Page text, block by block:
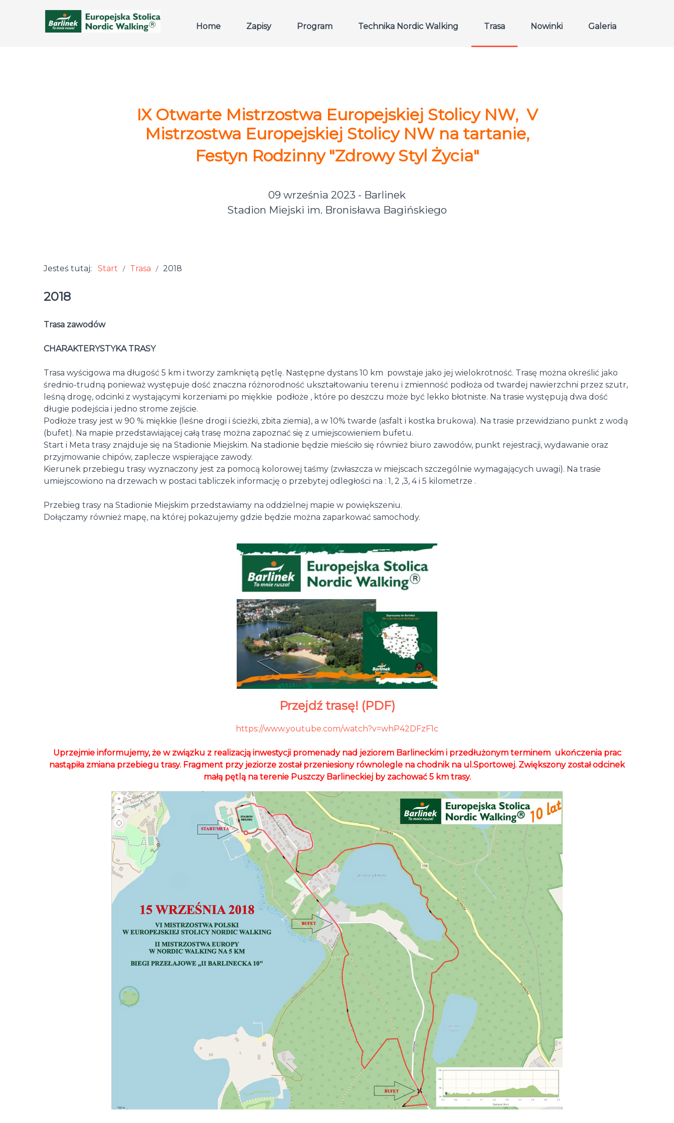
Home Zapisy Program Technika Nordic Walking Trasa Nowinki Galeria
IX Otwarte Mistrzostwa Europejskiej Stolicy NW, V
Mistrzostwa Europejskiej Stolicy NW na tartanie,
Festyn Rodzinny "Zdrowy Styl Życia"
09 września 2023 - Barlinek
Stadion Miejski im. Bronisława Bagińskiego
Jesteś tutaj: Start Trasa 2018
2018
Trasa zawodów
CHARAKTERYSTYKA TRASY
Trasa wyścigowa ma długość 5 km i tworzy zamkniętą pętlę. Następne dystans 10 km powstaje jako jej wielokrotność. Trasę można określić jako
średnio-trudną ponieważ występuje dość znaczna różnorodność ukształtowaniu terenu i zmienność podłoża od twardej nawierzchni przez szutr,
leśną drogę, odcinki z wystającymi korzeniami po miękkie podłoże , które po deszczu może być lekko błotniste. Na trasie występują dwa dość
długie podejścia i jedno strome zejście.
Podłoże trasy jest w 90 % miękkie (leśne drogi i ścieżki, zbita ziemia), a w 10% twarde (asfalt i kostka brukowa). Na trasie przewidziano punkt z wodą
(bufet). Na mapie przedstawiającej całą trasę można zapoznać się z umiejscowieniem bufetu.
Start i Meta trasy znajduje się na Stadionie Miejskim. Na stadionie będzie mieściło się również biuro zawodów, punkt rejestracji, wydawanie oraz
przyjmowanie chipów, zaplecze wspierające zawody.
Kierunek przebiegu trasy wyznaczony jest za pomocą kolorowej taśmy (zwłaszcza w miejscach szczególnie wymagających uwagi). Na trasie
umiejscowiono na drzewach w postaci tabliczek informację o przebytej odległości na : 1, 2 ,3, 4 i 5 kilometrze .
Przebieg trasy na Stadionie Miejskim przedstawiamy na oddzielnej mapie w powiększeniu.
Dołączamy również mapę, na której pokazujemy gdzie będzie można zaparkować samochody.
Przejdź trasę! (PDF)
https://www.youtube.com/watch?v=whP42DFzF1c
Uprzejmie informujemy, że w związku z realizacją inwestycji promenady nad jeziorem Barlineckim i przedłużonym terminem ukończenia prac
nastąpiła zmiana przebiegu trasy. Fragment przy jeziorze został przeniesiony równolegle na chodnik na ul.Sportowej. Zwiększony został odcinek
małą pętlą na terenie Puszczy Barlineckiej by zachować 5 km trasy.